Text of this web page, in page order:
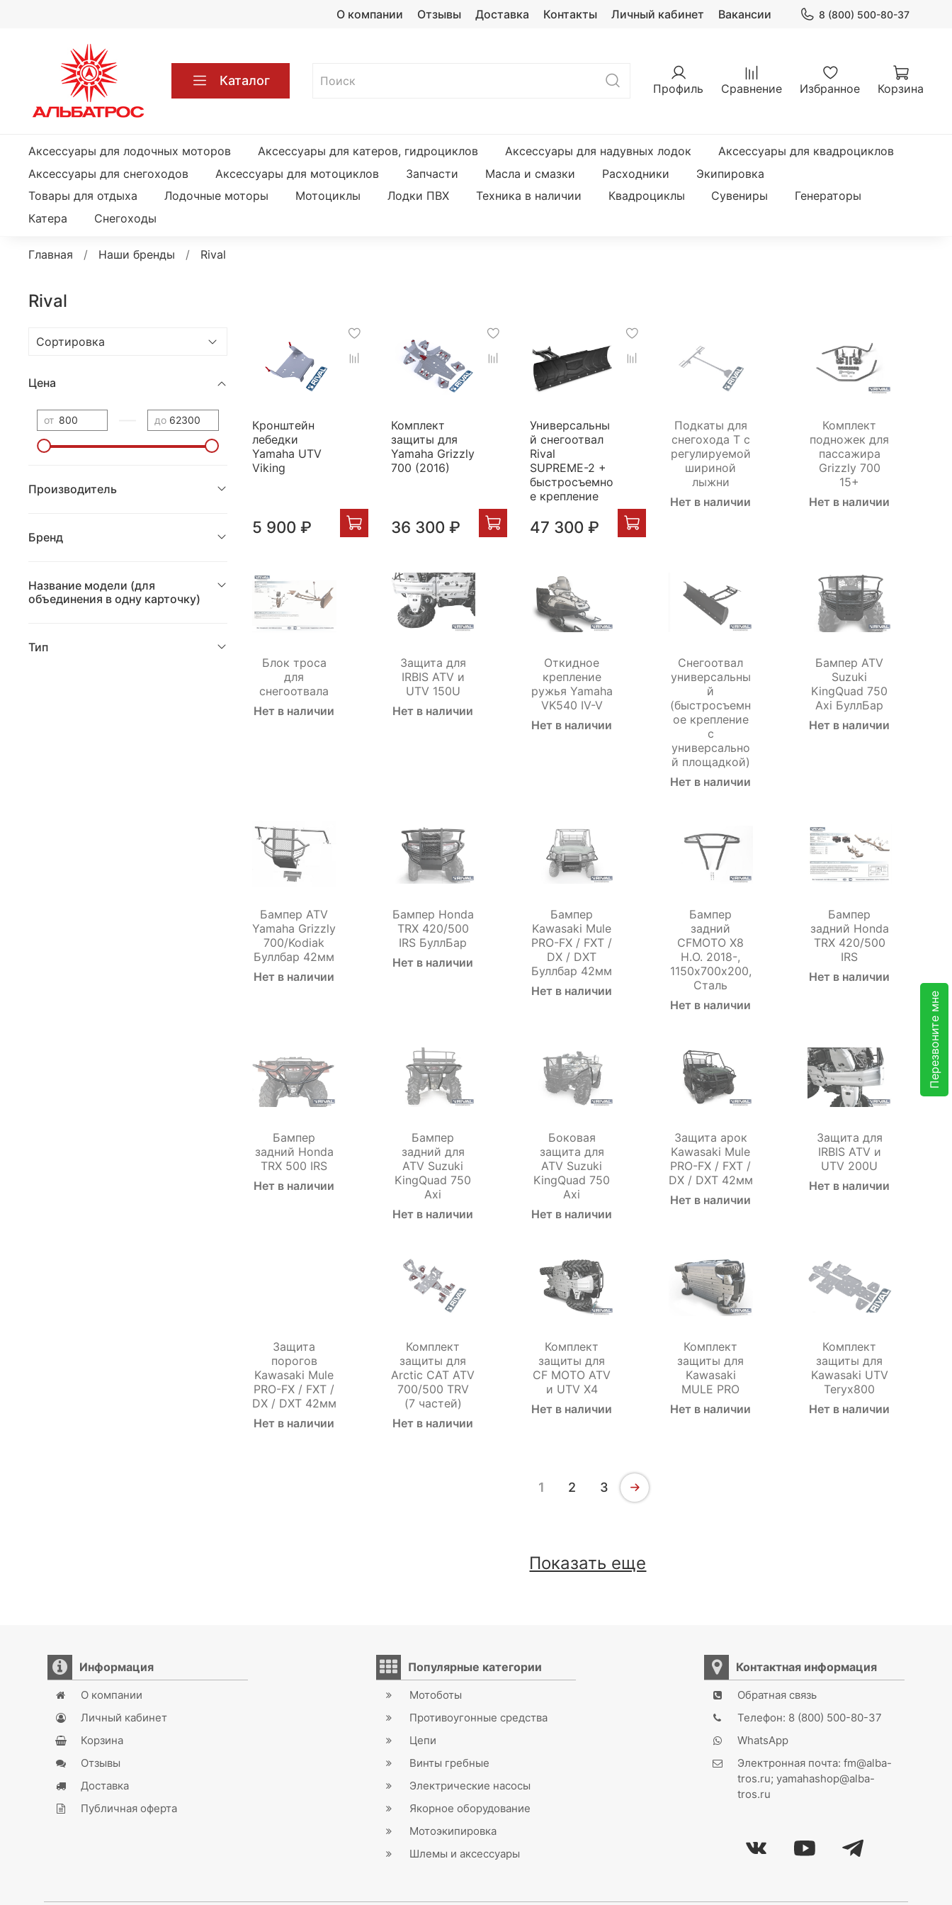
Перезвоните мне
О компании Отзывы Доставка Контакты Личный кабинет Вакансии 8 (800) 500-80-37
Каталог
Профиль Сравнение Избранное Корзина
Аксессуары для лодочных моторов Аксессуары для катеров, гидроциклов Аксессуары для надувных лодок
Аксессуары для квадроциклов
Аксессуары для снегоходов
Аксессуары для мотоциклов Запчасти Масла и смазки Расходники
Экипировка
Товары для отдыха
Лодочные моторы Мотоциклы Лодки ПВХ Техника в наличии Квадроциклы Сувениры
Генераторы
Катера
Снегоходы
Главная Наши бренды Rival
Rival
Кронштейн
лебедки
Yamaha UTV
Viking
5 900 ₽
Комплект
защиты для
Yamaha Grizzly
700 (2016)
36 300 ₽
Универсальны
й снегоотвал
Rival
SUPREME-2 +
быстросъемно
е крепление
47 300 ₽
Подкаты для
снегохода Т с
регулируемой
шириной
лыжни
Нет в наличии
Комплект
подножек для
пассажира
Grizzly 700
15+
Нет в наличии
Блок троса
для
снегоотвала
Нет в наличии
Защита для
IRBIS ATV и
UTV 150U
Нет в наличии
Откидное
крепление
ружья Yamaha
VK540 IV-V
Нет в наличии
Снегоотвал
универсальны
й
(быстросъемн
ое крепление
с
универсально
й площадкой)
Нет в наличии
Бампер ATV
Suzuki
KingQuad 750
Axi БуллБар
Нет в наличии
Бампер ATV
Yamaha Grizzly
700/Kodiak
Буллбар 42мм
Нет в наличии
Бампер Honda
TRX 420/500
IRS БуллБар
Нет в наличии
Бампер
Kawasaki Mule
PRO-FX / FXT /
DX / DXT
Буллбар 42мм
Нет в наличии
Бампер
задний
CFMOTO Х8
Н.О. 2018-,
1150х700х200,
Сталь
Нет в наличии
Бампер
задний Honda
TRX 420/500
IRS
Нет в наличии
Бампер
задний Honda
TRX 500 IRS
Нет в наличии
Бампер
задний для
ATV Suzuki
KingQuad 750
Axi
Нет в наличии
Боковая
защита для
ATV Suzuki
KingQuad 750
Axi
Нет в наличии
Защита арок
Kawasaki Mule
PRO-FX / FXT /
DX / DXT 42мм
Нет в наличии
Защита для
IRBIS ATV и
UTV 200U
Нет в наличии
Защита
порогов
Kawasaki Mule
PRO-FX / FXT /
DX / DXT 42мм
Нет в наличии
Комплект
защиты для
Arctic CAT ATV
700/500 TRV
(7 частей)
Нет в наличии
Комплект
защиты для
CF MOTO ATV
и UTV X4
Нет в наличии
Комплект
защиты для
Kawasaki
MULE PRO
Нет в наличии
Комплект
защиты для
Kawasaki UTV
Teryx800
Нет в наличии
1 2 3
Показать еще
Цена
от до
Производитель
Бренд
Название модели (для
объединения в одну карточку)
Тип
Информация
О компании
Личный кабинет
Корзина
Отзывы
Доставка
Публичная оферта
Популярные категории
Мотоботы
Противоугонные средства
Цепи
Винты гребные
Электрические насосы
Якорное оборудование
Мотоэкипировка
Шлемы и аксессуары
Контактная информация
Обратная связь
Телефон: 8 (800) 500-80-37
WhatsApp
Электронная почта: fm@alba-
tros.ru; yamahashop@alba-
tros.ru